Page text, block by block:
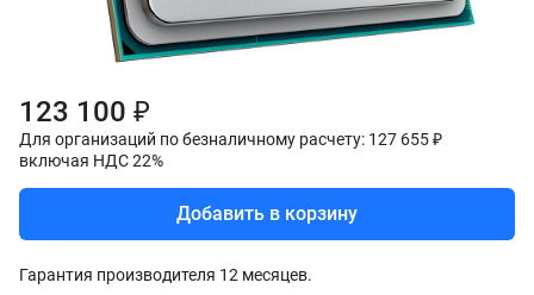
123 100 ₽
Для организаций по безналичному расчету: 127 655 ₽
включая НДС 22%
Добавить в корзину
Гарантия производителя 12 месяцев.